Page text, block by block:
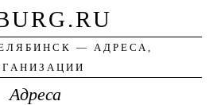
— АДРЕСА,
Адреса